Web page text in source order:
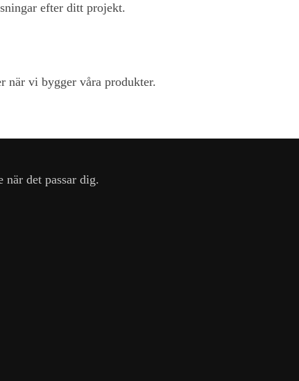
efter ditt projekt.
när vi bygger våra produkter.
det passar dig.